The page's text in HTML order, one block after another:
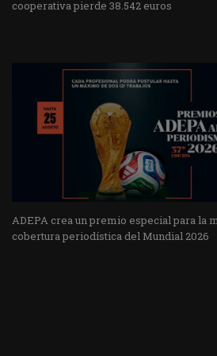
cooperativa pierde 38.542 euros
ADEPA crea un premio especial para la
cobertura periodística del Mundial 2026